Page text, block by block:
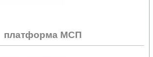
платформа МСП